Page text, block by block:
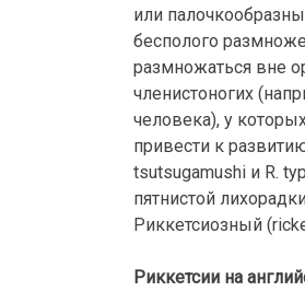
или
бесполого
размножаться вне
членистоногих
человека), у
привести к
tsutsugamushi и R.
пятнистой
Риккетсиозный
Риккетсии на